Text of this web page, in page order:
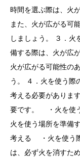
時間を選ぶ際は、火
また、火が広がる可
しましょう。 ３．
備する際は、火が広
火が広がる可能性の
う。 ４．火を使う
考える必要がありま
要です。 ・火を使
火を使う場所を準備
考える ・火を使う
は、必ず火を消すた